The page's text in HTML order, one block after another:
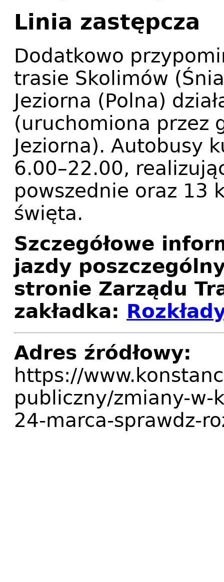
Linia zastępcza
Dodatkowo
trasie Skolimów
Jeziorna (Polna)
(uruchomiona przez
Jeziorna). Autobusy
6.00–22.00,
powszednie oraz 13
święta.
Szczegółowe
jazdy
stronie Zarządu
zakładka:
Adres źródłowy:
https://
publiczny/zmiany-
24-marca-sprawdz-